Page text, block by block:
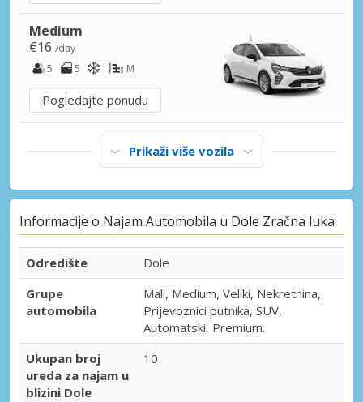
Medium
€16 /day
5
5 M
Pogledajte ponudu
Prikaži više vozila
Informacije o Najam Automobila u Dole Zračna luka
Odredište
Dole
Grupe
automobila
Mali, Medium, Veliki, Nekretnina,
Prijevoznici putnika, SUV,
Automatski, Premium.
Ukupan broj
ureda za najam u
blizini Dole
10